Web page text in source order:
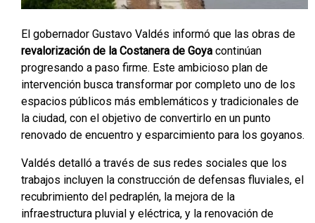
El gobernador Gustavo Valdés informó que las obras de
revalorización de la Costanera de Goya continúan
progresando a paso firme. Este ambicioso plan de
intervención busca transformar por completo uno de los
espacios públicos más emblemáticos y tradicionales de
la ciudad, con el objetivo de convertirlo en un punto
renovado de encuentro y esparcimiento para los goyanos.
Valdés detalló a través de sus redes sociales que los
trabajos incluyen la construcción de defensas fluviales, el
recubrimiento del pedraplén, la mejora de la
infraestructura pluvial y eléctrica, y la renovación de